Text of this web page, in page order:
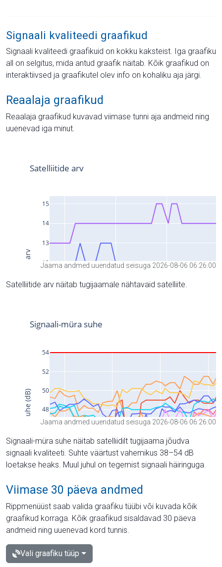
Signaali kvaliteedi graafikud
Signaali kvaliteedi graafikuid on kokku kaksteist. Iga graafiku
all on selgitus, mida antud graafik näitab. Kõik graafikud on
interaktiivsed ja graafikutel olev info on kohaliku aja järgi.
Reaalaja graafikud
Reaalaja graafikud kuvavad viimase tunni aja andmeid ning
uuenevad iga minut.
Jaama andmed uuendatud seisuga 2026-08-06 06:26:00
Satelliitide arv näitab tugijaamale nähtavaid satelliite.
Jaama andmed uuendatud seisuga 2026-08-06 06:26:00
Signaali-müra suhe näitab satelliidilt tugijaama jõudva
signaali kvaliteeti. Suhte väärtust vahemikus 38–54 dB
loetakse heaks. Muul juhul on tegemist signaali häiringuga.
Viimase 30 päeva andmed
Rippmenüüst saab valida graafiku tüübi või kuvada kõik
graafikud korraga. Kõik graafikud sisaldavad 30 päeva
andmeid ning uuenevad kord tunnis.
Vali graafiku tüüp